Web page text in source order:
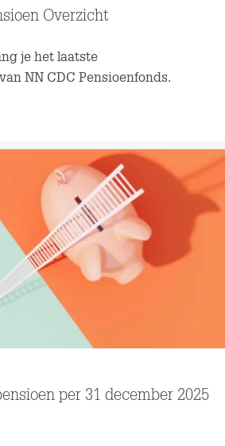
Overzicht
je het laatste
NN CDC Pensioenfonds.
per 31 december 2025